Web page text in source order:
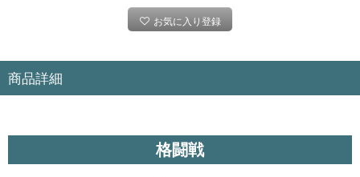
お気に入り登録
商品詳細
格闘戦